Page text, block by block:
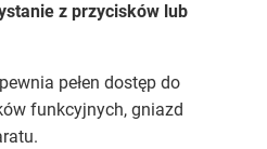
z przycisków lub
pełen dostęp do
funkcyjnych, gniazd